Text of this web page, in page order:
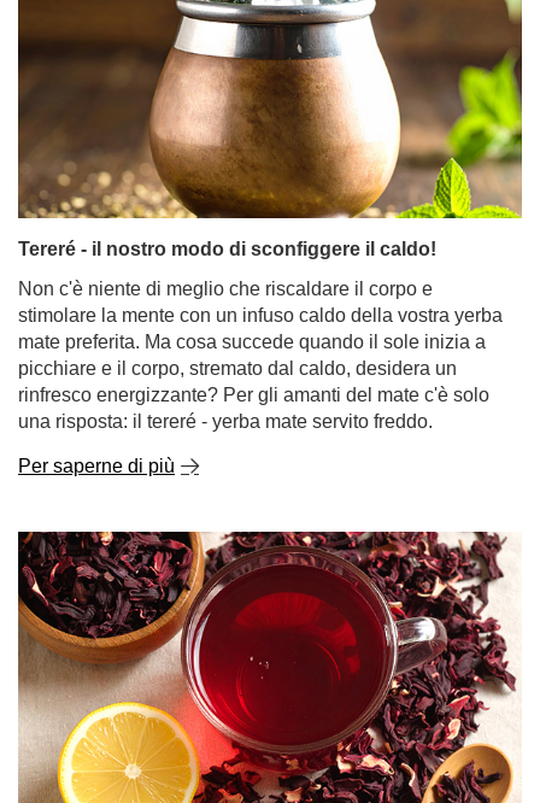
Tereré - il nostro modo di sconfiggere il caldo!
Non c'è niente di meglio che riscaldare il corpo e
stimolare la mente con un infuso caldo della vostra yerba
mate preferita. Ma cosa succede quando il sole inizia a
picchiare e il corpo, stremato dal caldo, desidera un
rinfresco energizzante? Per gli amanti del mate c'è solo
una risposta: il tereré - yerba mate servito freddo.
Per saperne di più